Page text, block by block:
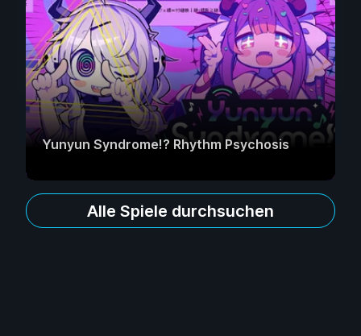
Yunyun Syndrome!? Rhythm Psychosis
Alle Spiele durchsuchen